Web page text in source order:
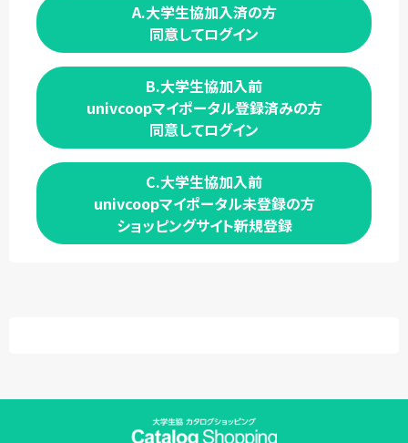
A.大学生協加入済の方
同意してログイン
B.大学生協加入前
univcoopマイポータル登録済みの方
同意してログイン
C.大学生協加入前
univcoopマイポータル未登録の方
ショッピングサイト新規登録